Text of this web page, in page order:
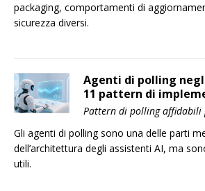
packaging, comportamenti di
sicurezza diversi.
Agenti di polling
11 pattern di
Pattern di polling affidabili
Gli agenti di polling sono una delle parti
dell’architettura degli assistenti AI, ma
utili.